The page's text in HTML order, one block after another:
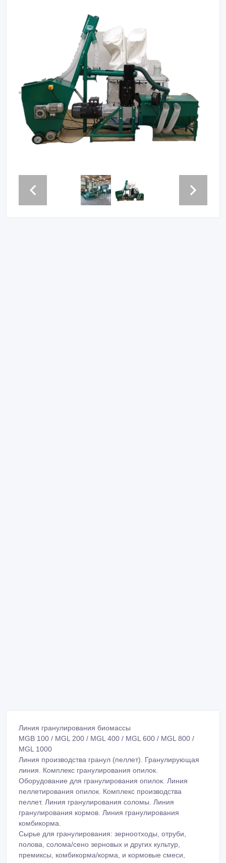
Линия гранулирования биомассы
MGB 100 / MGL 200 / MGL 400 / MGL 600 / MGL 800 /
MGL 1000
Линия производства гранул (пеллет). Гранулирующая
линия. Комплекс гранулирования опилок.
Оборудование для гранулирования опилок. Линия
пеллетирования опилок. Комплекс производства
пеллет. Линия гранулирования соломы. Линия
гранулирования кормов. Линия гранулирования
комбикорма.
Сырье для гранулирования: зерноотходы, отруби,
полова, солома/сено зерновых и других культур,
премиксы, комбикорма/корма, и кормовые смеси,